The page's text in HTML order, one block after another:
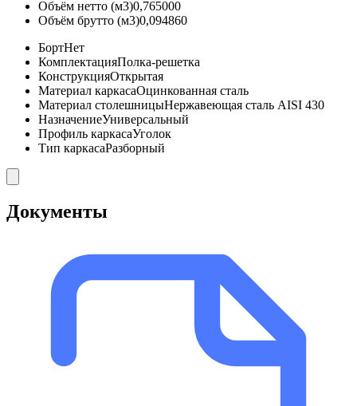
Объём нетто (м3)0,765000
Объём брутто (м3)0,094860
БортНет
КомплектацияПолка-решетка
КонструкцияОткрытая
Материал каркасаОцинкованная сталь
Материал столешницыНержавеющая сталь AISI 430
НазначениеУниверсальный
Профиль каркасаУголок
Тип каркасаРазборный
Документы